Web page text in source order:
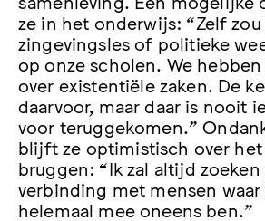
ze in het onderwijs: “Zelf
zingevingsles of politieke
op onze scholen. We
over existentiële zaken. De
daarvoor, maar daar is nooit
voor teruggekomen.”
blijft ze optimistisch over het
bruggen: “Ik zal altijd zoeken
verbinding met mensen
helemaal mee oneens ben.”